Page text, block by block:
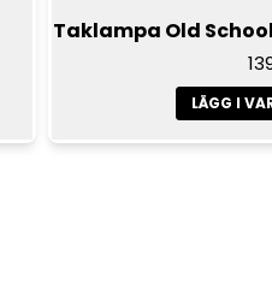
Taklampa Old
LÄGG I